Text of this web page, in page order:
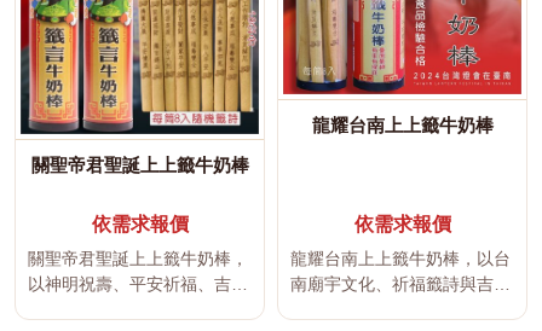
關聖帝君聖誕上上籤牛奶棒
依需求報價
關聖帝君聖誕上上籤牛奶棒，
以神明祝壽、平安祈福、吉祥
龍耀台南上上籤牛奶棒
依需求報價
龍耀台南上上籤牛奶棒，以台
南廟宇文化、祈福籤詩與吉祥